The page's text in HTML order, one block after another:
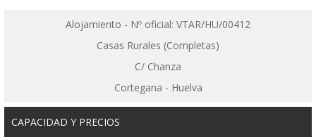
Alojamiento - Nº oficial: VTAR/HU/00412
Casas Rurales (Completas)
C/ Chanza
Cortegana - Huelva
CAPACIDAD Y PRECIOS